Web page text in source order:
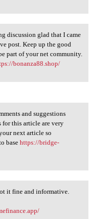
discussion glad that I came
post. Keep up the good
part of your net community.
bonanza88.shop/
comments
and suggestions
this article are very
next article so
basehttps://bridge-
got it
it fine and informative.